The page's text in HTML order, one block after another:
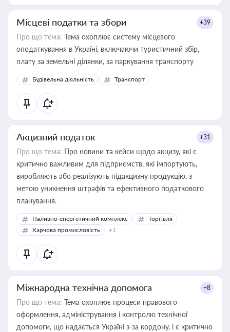
Місцеві податки та збори +39
Про що тема: Тема охоплює систему місцевого
оподаткування в Україні, включаючи туристичний збір,
плату за земельні ділянки, за паркування транспорту
Будівельна діяльність Транспорт
Акцизний податок +31
Про що тема: Про новини та кейси щодо акцизу, які є
критично важливим для підприємств, які імпортують,
виробляють або реалізують підакцизну продукцію, з
метою уникнення штрафів та ефективного податкового
планування.
Паливно-енергетичний комплекс
Торгівля
Харчова промисловість
+1
Міжнародна технічна допомога +8
Про що тема: Тема охоплює процеси правового
оформлення, адміністрування і контролю технічної
допомоги, що надається Україні з-за кордону, і є критично